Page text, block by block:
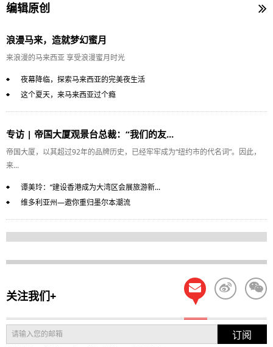
编辑原创
浪漫马来，造就梦幻蜜月
来浪漫的马来西亚 享受浪漫蜜月时光
夜幕降临，探索马来西亚的完美夜生活
这个夏天，来马来西亚过个瘾
专访 | 帝国大厦观景台总裁：“我们的友...
帝国大厦，以其超过92年的品牌历史，已经牢牢成为“纽约市的代名词”。因此，
来...
谭美玲：“建设香港成为大湾区会展旅游新...
维多利亚州—邀你重归墨尔本潮流
关注我们+
订阅